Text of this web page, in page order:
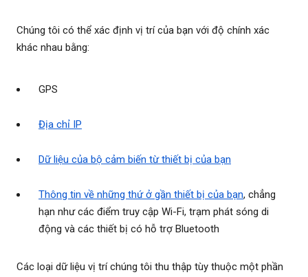
Chúng tôi có thể xác định vị trí của bạn với độ chính xác
khác nhau bằng:
GPS
Địa chỉ IP
Dữ liệu của bộ cảm biến từ thiết bị của bạn
Thông tin về những thứ ở gần thiết bị của bạn, chẳng
hạn như các điểm truy cập Wi-Fi, trạm phát sóng di
động và các thiết bị có hỗ trợ Bluetooth
Các loại dữ liệu vị trí chúng tôi thu thập tùy thuộc một phần